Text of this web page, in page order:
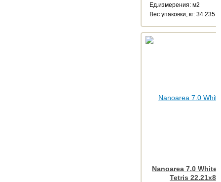
Ед.измерения: м2
Веc упаковки, кг: 34.235
Nanoarea 7.0 White
Tetris